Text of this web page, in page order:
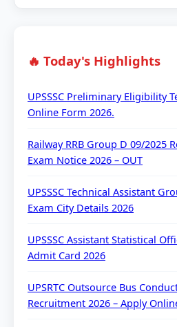
🔥 Today's Highlights
UPSSSC Preliminary Eligibility
Online Form 2026.
Railway RRB Group D 09/2025
Exam Notice 2026 – OUT
UPSSSC Technical Assistant
Exam City Details 2026
UPSSSC Assistant Statistical
Admit Card 2026
UPSRTC Outsource Bus
Recruitment 2026 – Apply